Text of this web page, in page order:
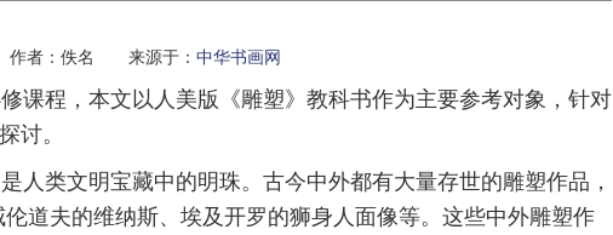
作者：佚名 来源于： 中华书画网
课程，本文以人美版《雕塑》教科书作为主要参考对象，针对
讨。
人类文明宝藏中的明珠。古今中外都有大量存世的雕塑作品，
道夫的维纳斯、埃及开罗的狮身人面像等。这些中外雕塑作